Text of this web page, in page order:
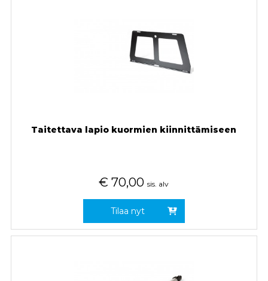
Taitettava lapio kuormien kiinnittämiseen
€ 70,00 sis. alv
Tilaa nyt